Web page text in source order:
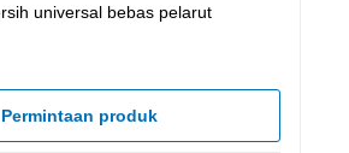
universal bebas pelarut
Permintaan produk